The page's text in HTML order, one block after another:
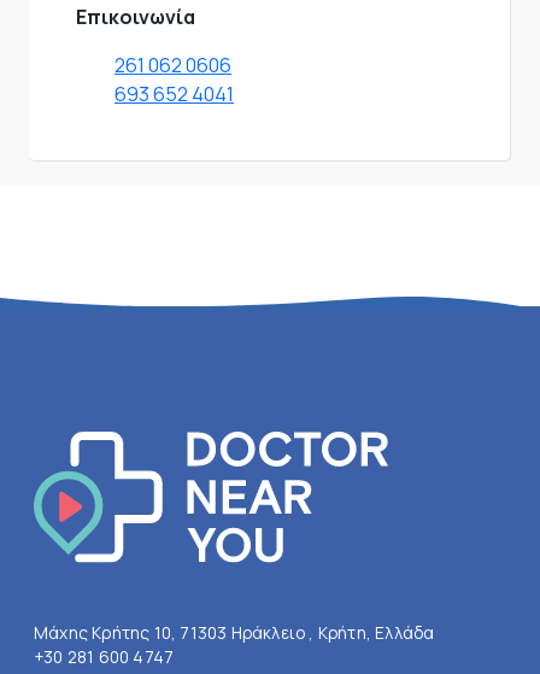
Επικοινωνία
261 062 0606
693 652 4041
Μάχης Κρήτης 10, 71303 Ηράκλειο , Κρήτη, Ελλάδα
+30 281 600 4747